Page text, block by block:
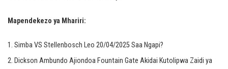
Mapendekezo ya Mhariri:
Simba VS Stellenbosch Leo 20/04/2025 Saa Ngapi?
Dickson Ambundo Ajiondoa Fountain Gate Akidai Kutolipwa Zaidi ya